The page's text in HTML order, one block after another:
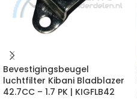
Bevestigingsbeugel
luchtfilter Kibani Bladblazer
42.7CC – 1.7 PK | KIGFLB42